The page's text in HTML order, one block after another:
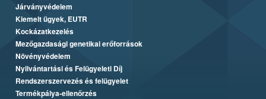
Járványvédelem
Kiemelt ügyek, EUTR
Kockázatkezelés
Mezőgazdasági genetikai erőforrások
Növényvédelem
Nyilvántartási és Felügyeleti Díj
Rendszerszervezés és felügyelet
Termékpálya-ellenőrzés